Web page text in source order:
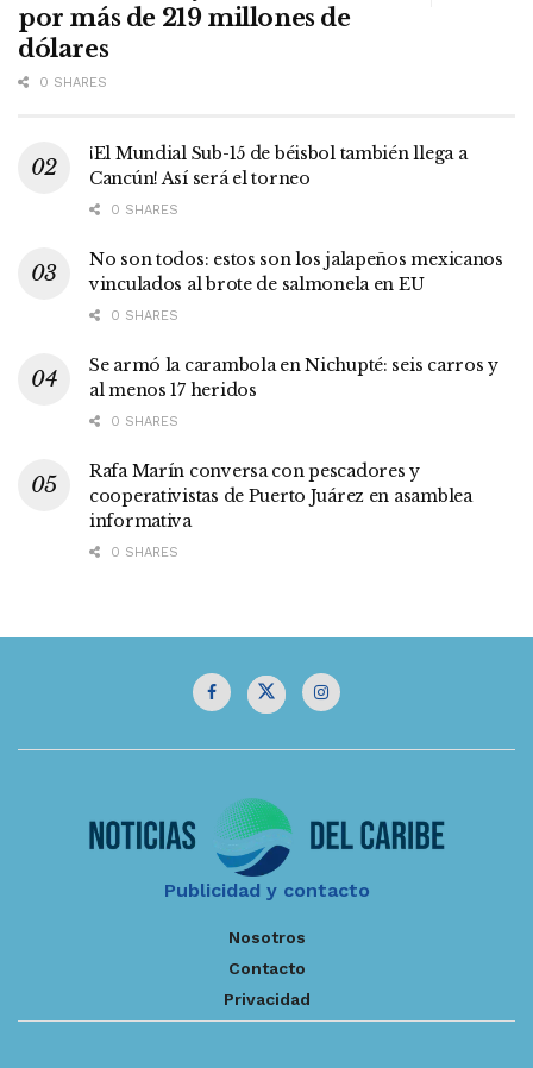
por más de 219 millones de
dólares
0 SHARES
¡El Mundial Sub-15 de béisbol también llega a
Cancún! Así será el torneo
0 SHARES
No son todos: estos son los jalapeños mexicanos
vinculados al brote de salmonela en EU
0 SHARES
Se armó la carambola en Nichupté: seis carros y
al menos 17 heridos
0 SHARES
Rafa Marín conversa con pescadores y
cooperativistas de Puerto Juárez en asamblea
informativa
0 SHARES
Publicidad y contacto
Nosotros
Contacto
Privacidad